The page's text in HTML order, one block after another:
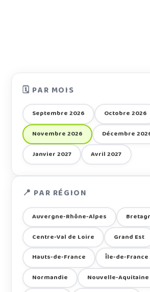
🗓️ PAR MOIS
Septembre 2026
Octobre 2026
Novembre 2026
Décembre
Janvier 2027
Avril 2027
📍 PAR RÉGION
Auvergne-Rhône-Alpes
Centre-Val de Loire
Grand Est
Hauts-de-France
Île-de-France
Normandie
Nouvelle-Aquitaine